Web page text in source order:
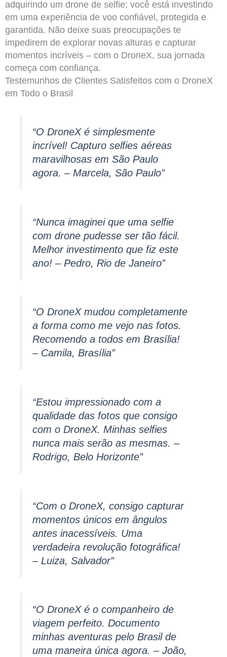
adquirindo um drone de selfie; você está investindo
em uma experiência de voo confiável, protegida e
garantida. Não deixe suas preocupações te
impedirem de explorar novas alturas e capturar
momentos incríveis – com o DroneX, sua jornada
começa com confiança.
Testemunhos de Clientes Satisfeitos com o DroneX
em Todo o Brasil
“O DroneX é simplesmente
incrível! Capturo selfies aéreas
maravilhosas em São Paulo
agora. – Marcela, São Paulo”
“Nunca imaginei que uma selfie
com drone pudesse ser tão fácil.
Melhor investimento que fiz este
ano! – Pedro, Rio de Janeiro”
“O DroneX mudou completamente
a forma como me vejo nas fotos.
Recomendo a todos em Brasília!
– Camila, Brasília”
“Estou impressionado com a
qualidade das fotos que consigo
com o DroneX. Minhas selfies
nunca mais serão as mesmas. –
Rodrigo, Belo Horizonte”
“Com o DroneX, consigo capturar
momentos únicos em ângulos
antes inacessíveis. Uma
verdadeira revolução fotográfica!
– Luiza, Salvador”
“O DroneX é o companheiro de
viagem perfeito. Documento
minhas aventuras pelo Brasil de
uma maneira única agora. – João,